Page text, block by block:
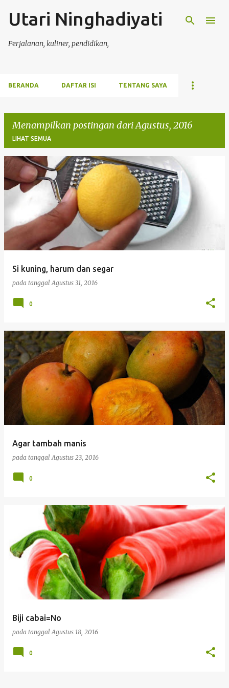
Langsung ke konten utama
Utari Ninghadiyati
Perjalanan, kuliner, pendidikan,
BERANDA DAFTAR ISI TENTANG SAYA
Menampilkan postingan dari Agustus, 2016
LIHAT SEMUA
P
o
Si kuning, harum dan segar
pada tanggalAgustus 31, 2016
0
Agar tambah manis
pada tanggalAgustus 23, 2016
0
Biji cabai=No
pada tanggalAgustus 18, 2016
0